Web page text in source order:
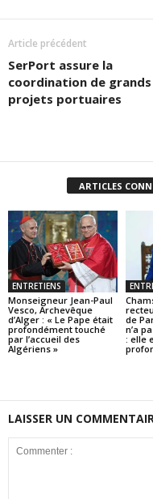
Article précédent
SerPort assure la
coordination de grands
projets portuaires
ARTICLES
ENTRETIENS
Monseigneur Jean-Paul
Vesco, Archevêque
d’Alger : « Le Pape était
profondément touché
par l’accueil des
Algériens »
de
n’a
: elle
LAISSER UN